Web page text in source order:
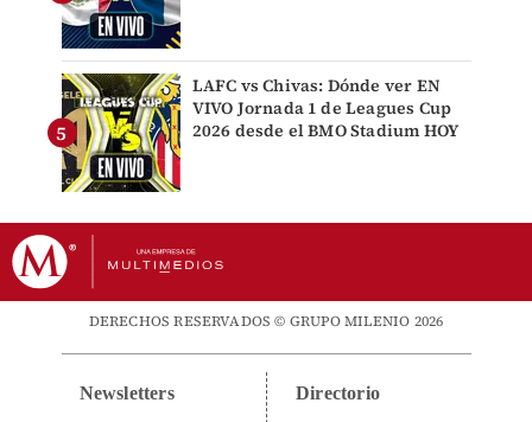
LAFC vs Chivas: Dónde ver EN
VIVO Jornada 1 de Leagues Cup
2026 desde el BMO Stadium HOY
DERECHOS RESERVADOS © GRUPO MILENIO 2026
Newsletters Directorio